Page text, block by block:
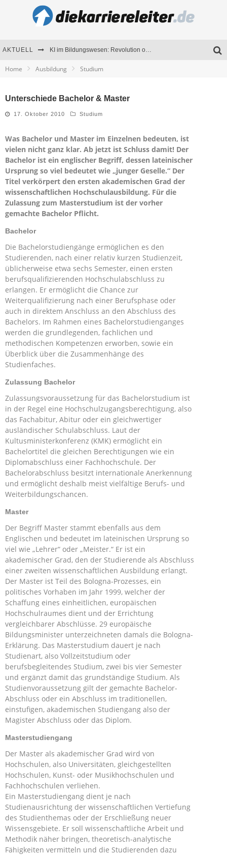
AKTUELL KI im Bildungswesen: Revolution oder Risiko für Schulen und Universitäten?
Home Ausbildung Studium
Unterschiede Bachelor & Master
17. Oktober 2010 Studium
Was Bachelor und Master im Einzelnen bedeuten, ist
vielen nicht ganz klar. Ab jetzt ist Schluss damit! Der
Bachelor ist ein englischer Begriff, dessen lateinischer
Ursprung so viel bedeutet wie „junger Geselle.“ Der
Titel verkörpert den ersten akademischen Grad der
wissenschaftlichen Hochschulausbildung. Für die
Zulassung zum Masterstudium ist der vorher
gemachte Bachelor Pflicht.
Bachelor
Die Bachelorstudiengänge ermöglichen es den
Studierenden, nach einer relativ kurzen Studienzeit,
üblicherweise etwa sechs Semester, einen ersten
berufsqualifizierenden Hochschulabschluss zu
erlangen. Er ermöglicht die Chance zur
Weiterqualifizierung nach einer Berufsphase oder
auch in direktem Anschluss an den Abschluss des
Bachelors. Im Rahmen eines Bachelorstudienganges
werden die grundlegenden, fachlichen und
methodischen Kompetenzen erworben, sowie ein
Überblick über die Zusammenhänge des
Studienfaches.
Zulassung Bachelor
Zulassungsvoraussetzung für das Bachelorstudium ist
in der Regel eine Hochschulzugangsberechtigung, also
das Fachabitur, Abitur oder ein gleichwertiger
ausländischer Schulabschluss. Laut der
Kultusministerkonferenz (KMK) ermöglicht ein
Bachelortitel die gleichen Berechtigungen wie ein
Diplomabschluss einer Fachhochschule. Der
Bachelorabschluss besitzt internationale Anerkennung
und ermöglicht deshalb meist vielfältige Berufs- und
Weiterbildungschancen.
Master
Der Begriff Master stammt ebenfalls aus dem
Englischen und bedeutet im lateinischen Ursprung so
viel wie „Lehrer“ oder „Meister.“ Er ist ein
akademischer Grad, den der Studierende als Abschluss
einer zweiten wissenschaftlichen Ausbildung erlangt.
Der Master ist Teil des Bologna-Prozesses, ein
politisches Vorhaben im Jahr 1999, welcher der
Schaffung eines einheitlichen, europäischen
Hochschulraumes dient und der Errichtung
vergleichbarer Abschlüsse. 29 europäische
Bildungsminister unterzeichneten damals die Bologna-
Erklärung. Das Masterstudium dauert je nach
Studienart, also Vollzeitstudium oder
berufsbegleitendes Studium, zwei bis vier Semester
und ergänzt damit das grundständige Studium. Als
Studienvoraussetzung gilt der gemachte Bachelor-
Abschluss oder ein Abschluss im traditionellen,
einstufigen, akademischen Studiengang also der
Magister Abschluss oder das Diplom.
Masterstudiengang
Der Master als akademischer Grad wird von
Hochschulen, also Universitäten, gleichgestellten
Hochschulen, Kunst- oder Musikhochschulen und
Fachhochschulen verliehen.
Ein Masterstudiengang dient je nach
Studienausrichtung der wissenschaftlichen Vertiefung
des Studienthemas oder der Erschließung neuer
Wissensgebiete. Er soll wissenschaftliche Arbeit und
Methodik näher bringen, theoretisch-analytische
Fähigkeiten vermitteln und die Studierenden dazu